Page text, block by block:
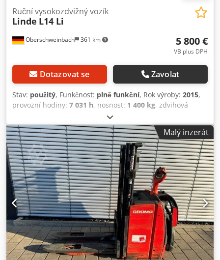
Oberschweinbach 361 km
Ruční vysokozdvižný vozík
Linde L14 Li
5 800 €
VB plus DPH
Dotazovat se Zavolat
Stav: použitý, Funkčnost: plně funkční, Rok výroby: 2015,
provozní hodiny: 7 031 h, nosnost: 1 400 kg, zdvihová
elektrický
duplex, stavební výška:1 915 mm, typ pohonu:Elektro,
Vysokozdvihový vozík Typ stožáru: Duplex Technický stav:
dobrý Rok výroby baterie: 2021 Počáteční zdvih, plný volný
zdvih Crodpfjzn A T Tox Ahyef
Malý inzerát